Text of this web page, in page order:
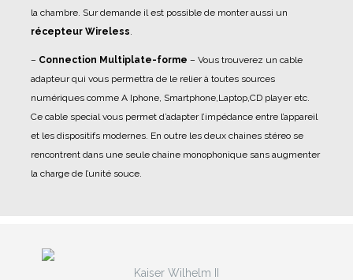
la chambre. Sur demande il est possible de monter aussi un
récepteur Wireless
– Connection Multiplate-forme – Vous trouverez un cable
adapteur qui vous permettra de le relier à toutes sources
numériques comme A Iphone, Smartphone,Laptop,CD player etc.
Ce cable special vous permet d’adapter l’impédance entre l’appareil
et les dispositifs modernes. En outre les deux chaines stéreo se
rencontrent dans une seule chaine monophonique sans augmenter
la charge de l’unité souce.
Kaiser Wilhelm II